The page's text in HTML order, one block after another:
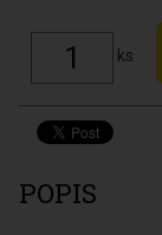
ks
POPIS